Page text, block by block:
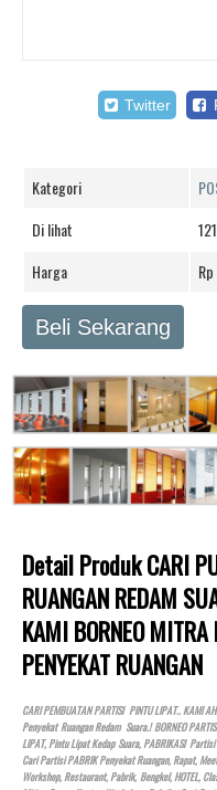
Twitter
Kategori
Di lihat
Harga
Beli Sekarang
Detail Produk CARI
RUANGAN REDAM
KAMI BORNEO
PENYEKAT RUANGAN
CARI PEMBUATAN PARTISI PINTU LIPAT.. KAMI
Penyekat Ruangan Redam Suara.! BORNEO
LIPAT, Pintu Lipat Kedap Suara, PABRIKASI
Cari Partisi PABRIK Penyekat Ruangan, Rapat,
Workshop, Restaurant, Pabrik, Bengkel,HOTEL,